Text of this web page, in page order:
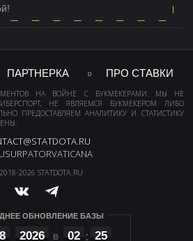
ПАРТНЕРКА ПРО СТАВКИ
НА ВОЙНЕ С БУКМЕКЕРАМИ. МЫ НЕ
НЕ ЯВЛЯЕМСЯ БУКМЕКЕРОМ ЛИБО
ПРЕДОСТАВЛЯЕМ АНАЛИТИКУ И СТАТИСТИКУ
2026 STATDOTA.RU
ОБНОВЛЕНИЕ БАЗЫ
2026 02 25